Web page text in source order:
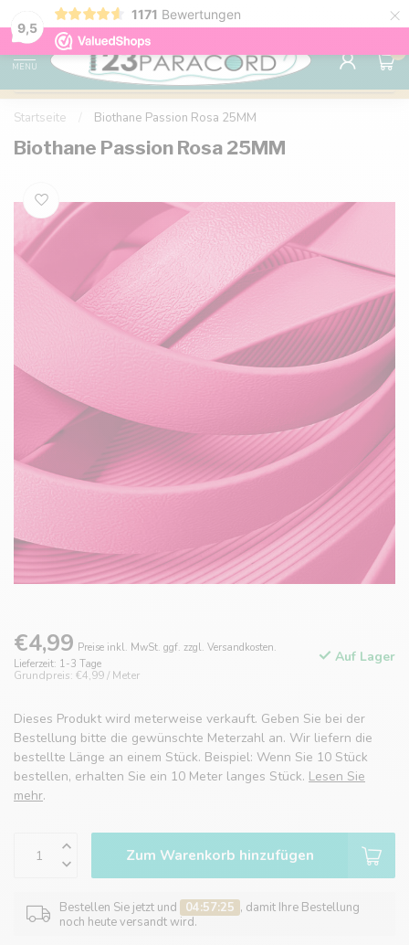
9,5
1171 Bewertungen ×
Kostenlose Lieferung nach Hause ab 150 €
MENU
0
Startseite Biothane Passion Rosa 25MM
Biothane Passion Rosa 25MM
€4,99 Preise inkl. MwSt. ggf. zzgl. Versandkosten.
Lieferzeit: 1-3 Tage
Grundpreis: €4,99 / Meter
Auf Lager
Dieses Produkt wird meterweise verkauft. Geben Sie bei der
Bestellung bitte die gewünschte Meterzahl an. Wir liefern die
bestellte Länge an einem Stück. Beispiel: Wenn Sie 10 Stück
bestellen, erhalten Sie ein 10 Meter langes Stück. Lesen Sie
mehr.
Zum Warenkorb hinzufügen
Bestellen Sie jetzt und 04:57:25 , damit Ihre Bestellung
noch heute versandt wird.